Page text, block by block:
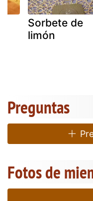
Sorbete de
limón
Preguntas
Fotos de